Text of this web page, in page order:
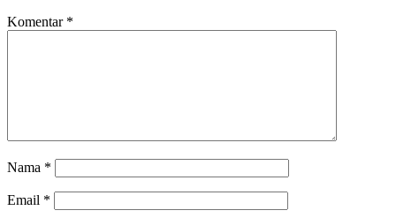
Komentar *
Nama *
Email *